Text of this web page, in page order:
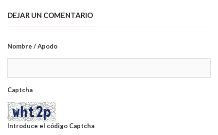
DEJAR UN COMENTARIO
Nombre / Apodo
Captcha
Introduce el código Captcha